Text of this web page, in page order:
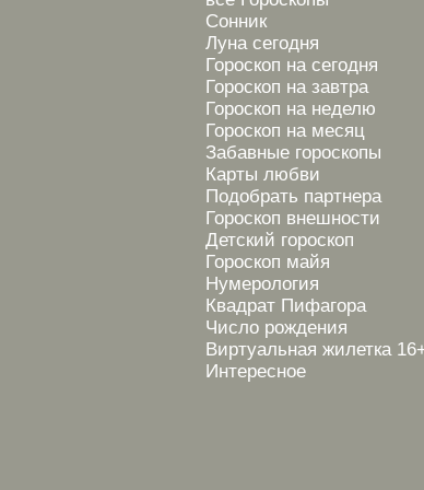
Сонник
Луна сегодня
Гороскоп на сегодня
Гороскоп на завтра
Гороскоп на неделю
Гороскоп на месяц
Забавные гороскопы
Карты любви
Подобрать партнера
Гороскоп внешности
Детский гороскоп
Гороскоп майя
Нумерология
Квадрат Пифагора
Число рождения
Виртуальная жилетка
Интересное